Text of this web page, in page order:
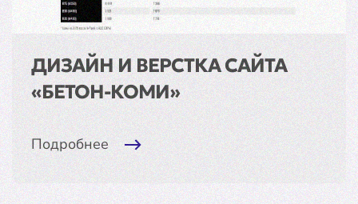
ДИЗАЙН И ВЕРСТКА САЙТА
«БЕТОН-КОМИ»
Подробнее